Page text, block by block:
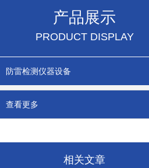
产品展示
PRODUCT DISPLAY
防雷检测仪器设备
查看更多
相关文章